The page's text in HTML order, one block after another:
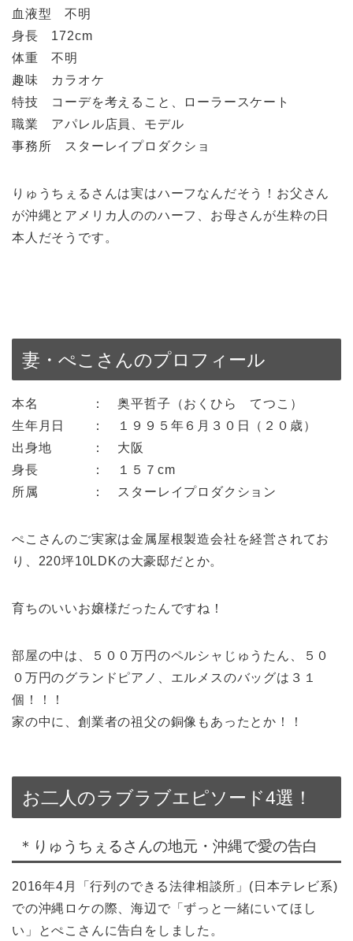
血液型 不明
身長 172cm
体重 不明
趣味 カラオケ
特技 コーデを考えること、ローラースケート
職業 アパレル店員、モデル
事務所 スターレイプロダクショ
りゅうちぇるさんは実はハーフなんだそう！お父さん
が沖縄とアメリカ人ののハーフ、お母さんが生粋の日
本人だそうです。
妻・ぺこさんのプロフィール
本名 ： 奥平哲子（おくひら てつこ）
生年月日 ： １９９５年６月３０日（２０歳）
出身地 ： 大阪
身長 ： １５７cm
所属 ： スターレイプロダクション
ぺこさんのご実家は金属屋根製造会社を経営されてお
り、220坪10LDKの大豪邸だとか。
育ちのいいお嬢様だったんですね！
部屋の中は、５００万円のペルシャじゅうたん、５０
０万円のグランドピアノ、エルメスのバッグは３１
個！！！
家の中に、創業者の祖父の銅像もあったとか！！
お二人のラブラブエピソード4選！
＊りゅうちぇるさんの地元・沖縄で愛の告白
2016年4月「行列のできる法律相談所」(日本テレビ系)
での沖縄ロケの際、海辺で「ずっと一緒にいてほし
い」とぺこさんに告白をしました。